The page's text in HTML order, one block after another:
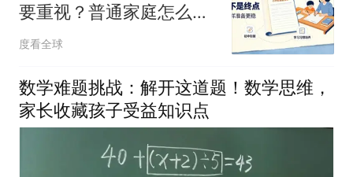
要重视？普通家庭怎么做
准备
度看全球
数学难题挑战：解开这道题！数学思维，
家长收藏孩子受益知识点